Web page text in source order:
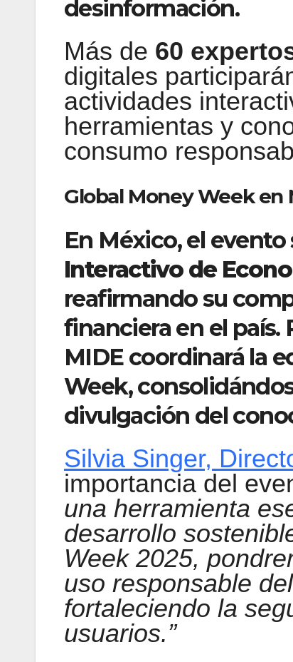
desinformación.
Más de 60
digitales
actividades
herramientas y
consumo
Global Money Week en
En México, el
Interactivo de
reafirmando su
financiera en el
MIDE coordinará la
Week,
divulgación del
Silvia Singer,
importancia del
una herramienta
desarrollo
Week 2025,
uso responsable
fortaleciendo la
usuarios.”